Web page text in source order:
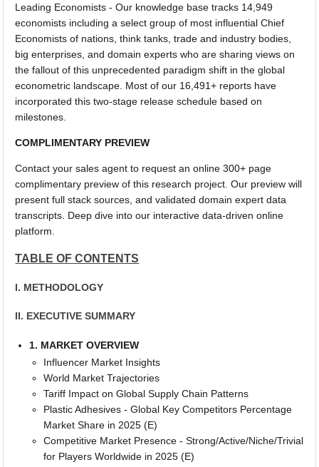
Leading Economists - Our knowledge base tracks 14,949
economists including a select group of most influential Chief
Economists of nations, think tanks, trade and industry bodies,
big enterprises, and domain experts who are sharing views on
the fallout of this unprecedented paradigm shift in the global
econometric landscape. Most of our 16,491+ reports have
incorporated this two-stage release schedule based on
milestones.
COMPLIMENTARY PREVIEW
Contact your sales agent to request an online 300+ page
complimentary preview of this research project. Our preview will
present full stack sources, and validated domain expert data
transcripts. Deep dive into our interactive data-driven online
platform.
TABLE OF CONTENTS
I. METHODOLOGY
II. EXECUTIVE SUMMARY
1. MARKET OVERVIEW
Influencer Market Insights
World Market Trajectories
Tariff Impact on Global Supply Chain Patterns
Plastic Adhesives - Global Key Competitors Percentage
Market Share in 2025 (E)
Competitive Market Presence - Strong/Active/Niche/Trivial
for Players Worldwide in 2025 (E)